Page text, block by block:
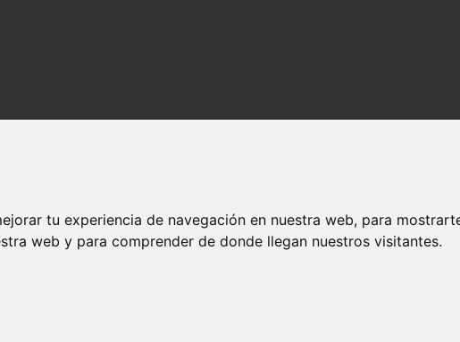
tu experiencia de navegación en nuestra web, para
web y para comprender de donde llegan nuestros visitantes.